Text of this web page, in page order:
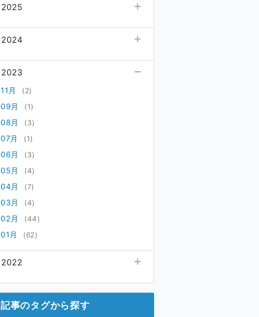
2025
02月
2024
11月 (3)
10月 (1)
09月 (1)
02月 (1)
2023
11月 (2)
09月 (1)
08月 (3)
07月 (1)
06月 (3)
05月 (4)
04月 (7)
03月 (4)
02月 (44)
01月 (62)
2022
記事のタグから探す